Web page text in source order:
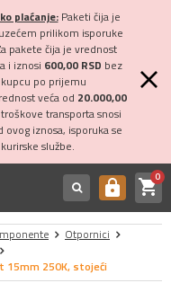
plaćanje:Paketi čija je
prilikom isporuke
pakete čija je vrednost
i iznosi 600,00 RSD bez
po prijemu
veća od 20.000,00
transporta snosi
iznosa, isporuka se
službe.
https shopping_cart0
Otpornici
15mm 250K, stojeći